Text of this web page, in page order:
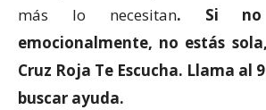
más lo necesitan. Si no
emocionalmente, no estás
Cruz Roja Te Escucha. Llama al
buscar ayuda.